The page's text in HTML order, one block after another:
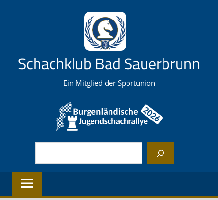
Schachklub Bad Sauerbrunn
Ein Mitglied der Sportunion